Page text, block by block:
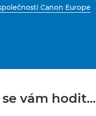
Canon Europe
vám hodit...